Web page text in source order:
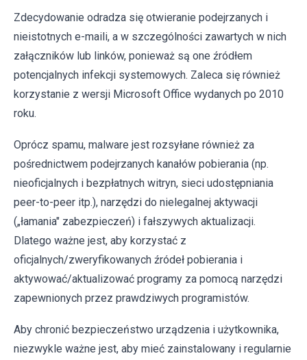
Zdecydowanie odradza się otwieranie podejrzanych i
nieistotnych e-maili, a w szczególności zawartych w nich
załączników lub linków, ponieważ są one źródłem
potencjalnych infekcji systemowych. Zaleca się również
korzystanie z wersji Microsoft Office wydanych po 2010
roku.
Oprócz spamu, malware jest rozsyłane również za
pośrednictwem podejrzanych kanałów pobierania (np.
nieoficjalnych i bezpłatnych witryn, sieci udostępniania
peer-to-peer itp.), narzędzi do nielegalnej aktywacji
(„łamania" zabezpieczeń) i fałszywych aktualizacji.
Dlatego ważne jest, aby korzystać z
oficjalnych/zweryfikowanych źródeł pobierania i
aktywować/aktualizować programy za pomocą narzędzi
zapewnionych przez prawdziwych programistów.
Aby chronić bezpieczeństwo urządzenia i użytkownika,
niezwykle ważne jest, aby mieć zainstalowany i regularnie